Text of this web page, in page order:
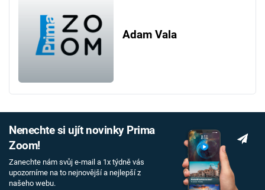
Adam Vala
Nenechte si ujít novinky Prima
Zoom!
Zanechte nám svůj e-mail a 1x týdně vás
upozorníme na to nejnovější a nejlepší z
našeho webu.